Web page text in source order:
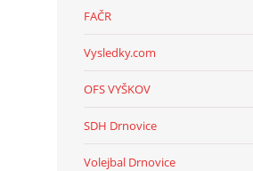
FAČR
Vysledky.com
OFS VYŠKOV
SDH Drnovice
Volejbal Drnovice